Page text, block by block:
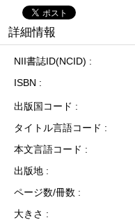
詳細情報
NII書誌ID(NCID)
ISBN
出版国コード
タイトル言語コード
本文言語コード
出版地
ページ数/冊数
大きさ